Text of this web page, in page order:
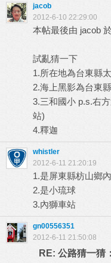
jacob
2012-6-10 22:29:00
本帖最後由 jacob
試亂猜一下
1.所在地為台東縣
2.海上黑影為台東
3.三和國小 p.s.右
站)
4.釋迦
whistler
2012-6-11 21:20:19
1.是屏東縣枋山鄉
2.是小琉球
3.內獅車站
gn00556351
2012-6-11 21:50:08
RE: 公路猜一猜